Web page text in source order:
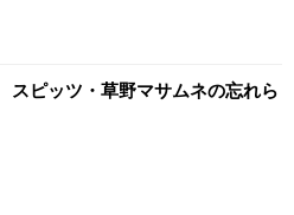
ピッツ・草野マサムネの忘れら